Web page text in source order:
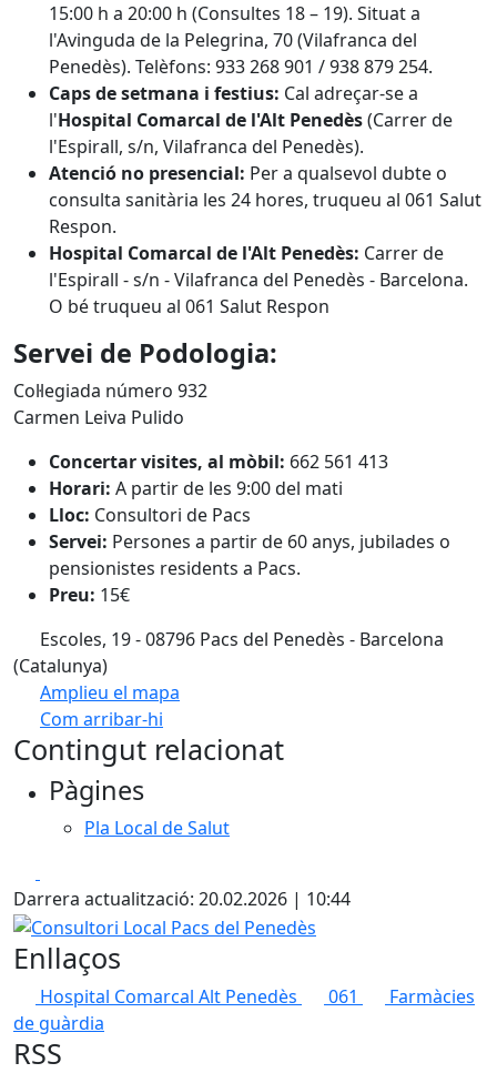
15:00 h a 20:00 h (Consultes 18 – 19). Situat a
l'Avinguda de la Pelegrina, 70 (Vilafranca del
Penedès). Telèfons: 933 268 901 / 938 879 254.
Caps de setmana i festius: Cal adreçar-se a
l'Hospital Comarcal de l'Alt Penedès(Carrer de
l'Espirall, s/n, Vilafranca del Penedès).
Atenció no presencial: Per a qualsevol dubte o
consulta sanitària les 24 hores, truqueu al 061 Salut
Respon.
Hospital Comarcal de l'Alt Penedès: Carrer de
l'Espirall - s/n - Vilafranca del Penedès - Barcelona.
O bé truqueu al 061 Salut Respon
Servei de Podologia:
Col·legiada número 932
Carmen Leiva Pulido
Concertar visites, al mòbil: 662 561 413
Horari: A partir de les 9:00 del mati
Lloc: Consultori de Pacs
Servei: Persones a partir de 60 anys, jubilades o
pensionistes residents a Pacs.
Preu: 15€
Escoles, 19 - 08796 Pacs del Penedès - Barcelona
(Catalunya)
Amplieu el mapa
Com arribar-hi
+
Contingut relacionat
Pàgines
Pla Local de Salut
Darrera actualització: 20.02.2026 | 10:44
Consultori Local Pacs del Penedès
Enllaços
Hospital Comarcal Alt Penedès 061
Farmàcies
de guàrdia
RSS